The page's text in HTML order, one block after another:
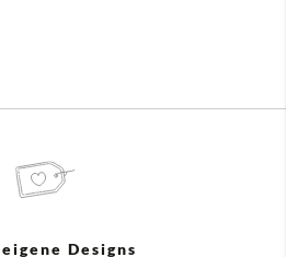
eigene Designs